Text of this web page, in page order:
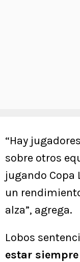
“Hay
sobre otros
jugando Copa
un
alza”, agrega.
Lobos
estar